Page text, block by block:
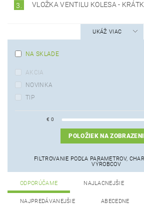
3. VLOŽKA VENTILU KOLESA -
UKÁŽ VIAC
NA SKLADE
AKCIA
NOVINKA
TIP
€ 0
POLOŽIEK NA
FILTROVANIE PODĽA PARAMETROV,
VÝROBCOV
ODPORÚČAME NAJLACNEJŠIE
NAJPREDÁVANEJŠIE ABECEDNE